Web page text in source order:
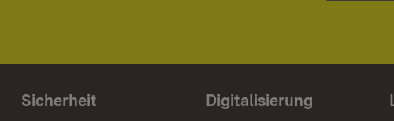
Sicherheit Digitalisierung